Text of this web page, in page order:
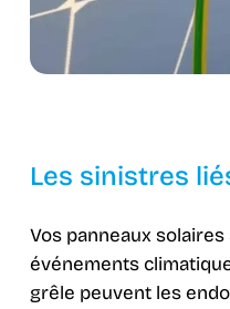
Les sinistres
Vos panneaux
événements
grêle peuvent les